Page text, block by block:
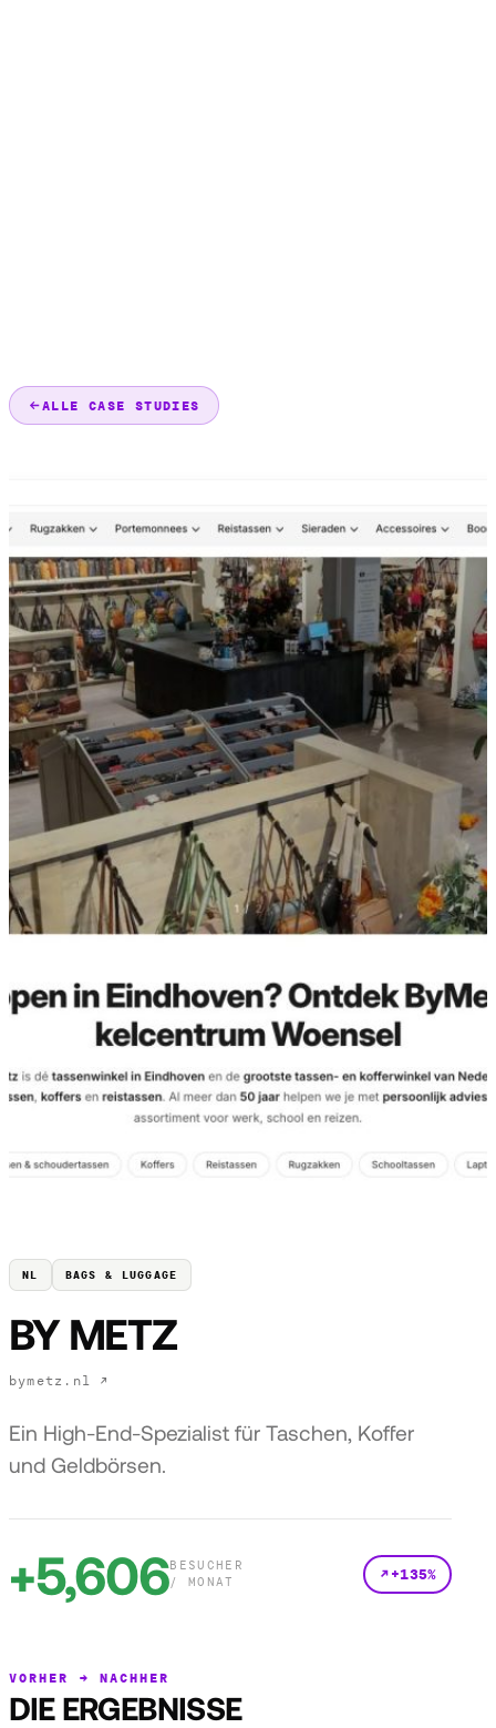
ALLE CASE STUDIES
NL BAGS & LUGGAGE
BY METZ
bymetz.nl ↗
Ein High-End-Spezialist für Taschen, Koffer
und Geldbörsen.
+5,606BESUCHER
/ MONAT
+135%
VORHER → NACHHER
DIE ERGEBNISSE